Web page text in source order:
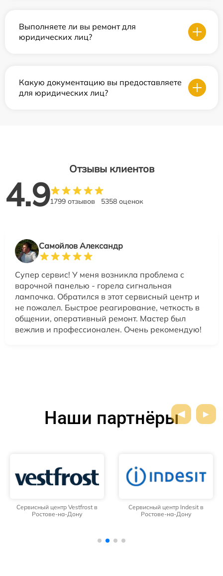
Выполняете ли вы ремонт для
юридических лиц?
Какую документацию вы предоставляете
для юридических лиц?
Отзывы клиентов
4.91799 отзывов 5358 оценок
Самойлов Александр
Супер сервис! У меня возникла проблема с
варочной панелью - горела сигнальная
лампочка. Обратился в этот сервисный центр и
не пожалел. Быстрое реагирование, четкость в
общении, оперативный ремонт. Мастер был
вежлив и профессионален. Очень рекомендую!
Наши партнёры
Сервисный центр Vestfrost в
Ростове-на-Дону
Сервисный центр Indesit в
Ростове-на-Дону